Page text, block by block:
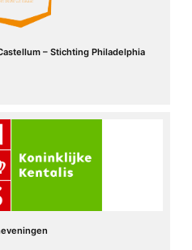
– Stichting Philadelphia